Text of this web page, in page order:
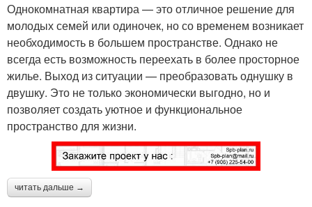
Однокомнатная квартира — это отличное решение для
молодых семей или одиночек, но со временем возникает
необходимость в большем пространстве. Однако не
всегда есть возможность переехать в более просторное
жилье. Выход из ситуации — преобразовать однушку в
двушку. Это не только экономически выгодно, но и
позволяет создать уютное и функциональное
пространство для жизни.
читать дальше →